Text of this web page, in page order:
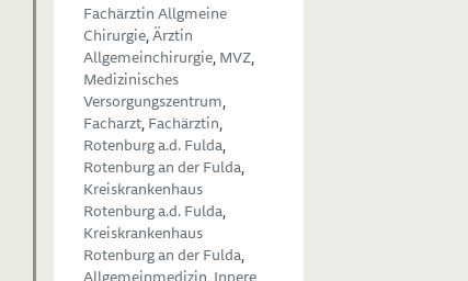
Fachärztin Allgmeine
Chirurgie,Ärztin
Allgemeinchirurgie,MVZ,
Medizinisches
Versorgungszentrum,
Facharzt,Fachärztin,
Rotenburg a.d. Fulda,
Rotenburg an der Fulda,
Kreiskrankenhaus
Rotenburg a.d. Fulda,
Kreiskrankenhaus
Rotenburg an der Fulda,